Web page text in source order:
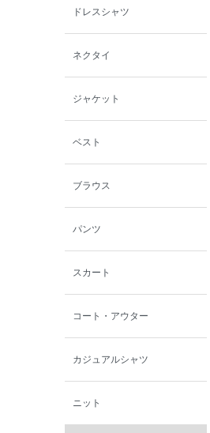
西脇シリーズ
小泉革店
シャミー
パーソンズジーンズ
ファインデーション
ローズペッシュ / パル
モンド
ドレスシャツ
ネクタイ
ジャケット
ベスト
ブラウス
パンツ
スカート
コート・アウター
カジュアルシャツ
ニット